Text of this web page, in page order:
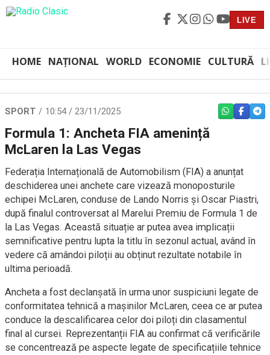
LIVE
HOME NAȚIONAL WORLD ECONOMIE CULTURĂ
SPORT 10:54 / 23/11/2025 WHATSAPP
Formula 1: Ancheta FIA amenință
McLaren la Las Vegas
Federația Internațională de Automobilism (FIA) a anunțat
deschiderea unei anchete care vizează monoposturile
echipei McLaren, conduse de Lando Norris și Oscar Piastri,
după finalul controversat al Marelui Premiu de Formula 1 de
la Las Vegas. Această situație ar putea avea implicații
semnificative pentru lupta la titlu în sezonul actual, având în
vedere că amândoi piloții au obținut rezultate notabile în
ultima perioadă.
Ancheta a fost declanșată în urma unor suspiciuni legate de
conformitatea tehnică a mașinilor McLaren, ceea ce ar putea
conduce la descalificarea celor doi piloți din clasamentul
final al cursei. Reprezentanții FIA au confirmat că verificările
se concentrează pe aspecte legate de specificațiile tehnice